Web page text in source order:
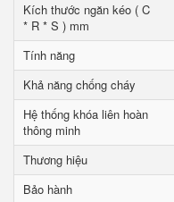
Kích thước ngăn kéo ( C
* R * S ) mm
Tính năng
Khả năng chống cháy
Hệ thống khóa liên hoàn
thông minh
Thương hiệu
Bảo hành